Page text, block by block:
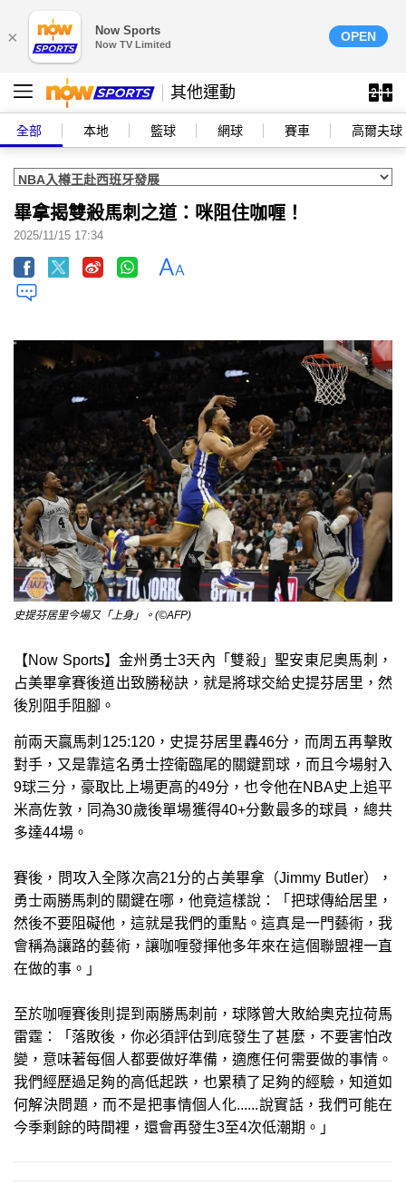
× Now Sports
Now TV Limited
OPEN
其他運動
全部 本地 籃球 網球 賽車 高爾夫球
畢拿揭雙殺馬刺之道：咪阻住咖喱！
2025/11/15 17:34
史提芬居里今場又「上身」。(©AFP)
【Now Sports】金州勇士3天內「雙殺」聖安東尼奧馬刺，
占美畢拿賽後道出致勝秘訣，就是將球交給史提芬居里，然
後別阻手阻腳。
前兩天贏馬刺125:120，史提芬居里轟46分，而周五再擊敗
對手，又是靠這名勇士控衛臨尾的關鍵罰球，而且今場射入
9球三分，豪取比上場更高的49分，也令他在NBA史上追平
米高佐敦，同為30歲後單場獲得40+分數最多的球員，總共
多達44場。
賽後，問攻入全隊次高21分的占美畢拿（Jimmy Butler），
勇士兩勝馬刺的關鍵在哪，他竟這樣說：「把球傳給居里，
然後不要阻礙他，這就是我們的重點。這真是一門藝術，我
會稱為讓路的藝術，讓咖喱發揮他多年來在這個聯盟裡一直
在做的事。」
至於咖喱賽後則提到兩勝馬刺前，球隊曾大敗給奧克拉荷馬
雷霆：「落敗後，你必須評估到底發生了甚麼，不要害怕改
變，意味著每個人都要做好準備，適應任何需要做的事情。
我們經歷過足夠的高低起跌，也累積了足夠的經驗，知道如
何解決問題，而不是把事情個人化......說實話，我們可能在
今季剩餘的時間裡，還會再發生3至4次低潮期。」